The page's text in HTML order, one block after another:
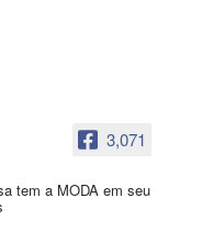
3,071
tem a MODA em seu